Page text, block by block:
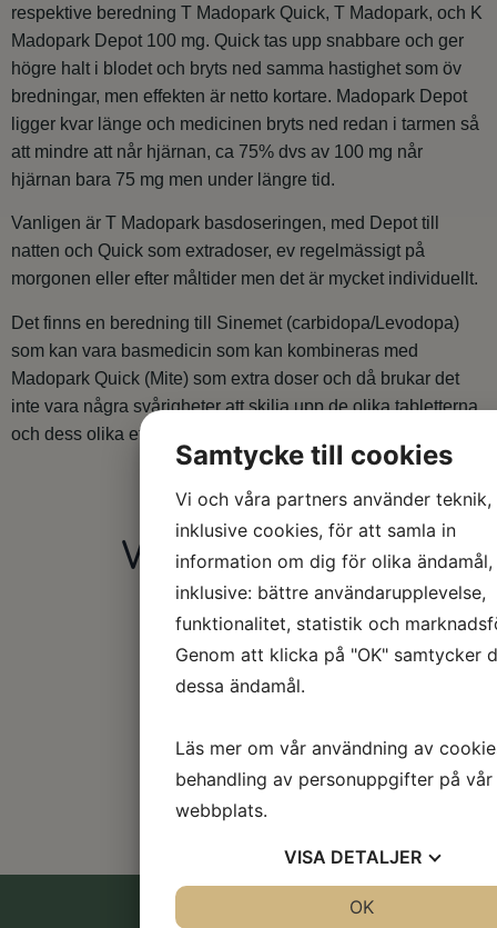
respektive beredning T Madopark Quick, T Madopark, och K
Madopark Depot 100 mg. Quick tas upp snabbare och ger
högre halt i blodet och bryts ned samma hastighet som öv
bredningar, men effekten är netto kortare. Madopark Depot
ligger kvar länge och medicinen bryts ned redan i tarmen så
att mindre att når hjärnan, ca 75% dvs av 100 mg når
hjärnan bara 75 mg men under längre tid.
Vanligen är T Madopark basdoseringen, med Depot till
natten och Quick som extradoser, ev regelmässigt på
morgonen eller efter måltider men det är mycket individuellt.
Det finns en beredning till Sinemet (carbidopa/Levodopa)
som kan vara basmedicin som kan kombineras med
Madopark Quick (Mite) som extra doser och då brukar det
inte vara några svårigheter att skilja upp de olika tabletterna
och dess olika effekter. /Håkan Widner
Våra sponsorer
Samtycke till cookies
Vi och våra partners använder teknik,
inklusive cookies, för att samla in
information om dig för olika ändamål,
inklusive: bättre användarupplevelse,
funktionalitet, statistik och
Genom att klicka på "OK" samtycker
dessa ändamål.
Läs mer om vår användning av
behandling av personuppgifter på vår
webbplats.
VISA DETALJER
OK